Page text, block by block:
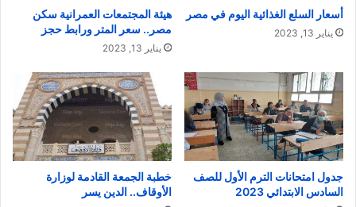
أسعار السلع الغذائية اليوم في مصر
يناير 13, 2023
هيئة المجتمعات العمرانية سكن
مصر.. سعر المتر ورابط حجز
يناير 13, 2023
جدول امتحانات الترم الأول للصف
السادس الابتدائي 2023
خطبة الجمعة القادمة لوزارة
الأوقاف.. الدين يسر